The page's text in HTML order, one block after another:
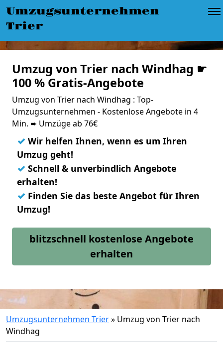
Umzugsunternehmen
Trier
Umzug von Trier nach Windhag ☛
100 % Gratis-Angebote
Umzug von Trier nach Windhag : Top-
Umzugsunternehmen - Kostenlose Angebote in 4
Min. ➨ Umzüge ab 76€
✓ Wir helfen Ihnen, wenn es um Ihren
Umzug geht!
✓ Schnell & unverbindlich Angebote
erhalten!
✓ Finden Sie das beste Angebot für Ihren
Umzug!
blitzschnell kostenlose Angebote
erhalten
Umzugsunternehmen Trier» Umzug von Trier nach
Windhag